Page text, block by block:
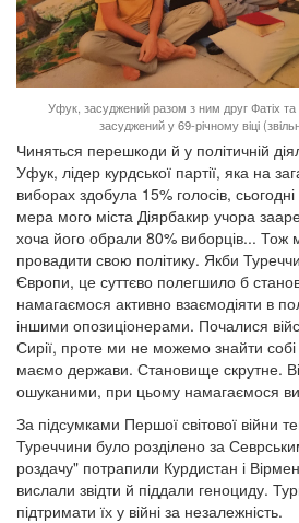
Уфук, засуджений разом з ним друг Фатіх та
засуджений у 69-річному віці
Чиняться перешкоди й у політичній
Уфук, лідер курдської партії, яка на
виборах здобула 15% голосів,
мера мого міста Діярбакир учора
хоча його обрали 80% виборців...
провадити свою політику. Якби
Європи, це суттєво полегшило б
намагаємося активно взаємодіяти в
іншими опозиціонерами. Почалися
Сирії, проте ми не можемо знайти собі
маємо держави. Становище скрутне.
ошуканими, при цьому намагаємося
За підсумками Першої світової війни
Туреччини було розділено за
роздачу" потрапили Курдистан і
вислали звідти й піддали геноциду.
підтримати їх у війні за незалежність.